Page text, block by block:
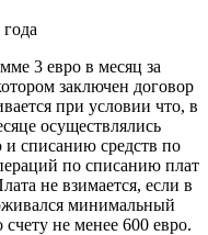
3 евро в месяц за
заключен договор
при условии что, в
осуществлялись
списанию средств по
по списанию плат
не взимается, если в
минимальный
не менее 600 евро.